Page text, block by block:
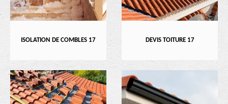
ISOLATION DE COMBLES 17 DEVIS TOITURE 17